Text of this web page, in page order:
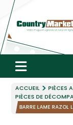
ACCUEIL PIÈCES
PIÈCES DE
BARRE LAME RAZOL